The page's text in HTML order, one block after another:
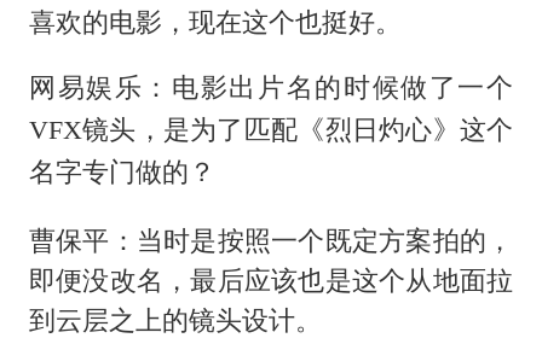
喜欢的电影，现在这个也挺好。
网易娱乐：电影出片名的时候做了一个
VFX镜头，是为了匹配《烈日灼心》这个
名字专门做的？
曹保平：当时是按照一个既定方案拍的，
即便没改名，最后应该也是这个从地面拉
到云层之上的镜头设计。